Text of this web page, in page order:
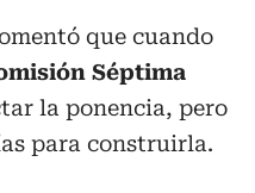
que cuando
Séptima
la ponencia, pero
para construirla.